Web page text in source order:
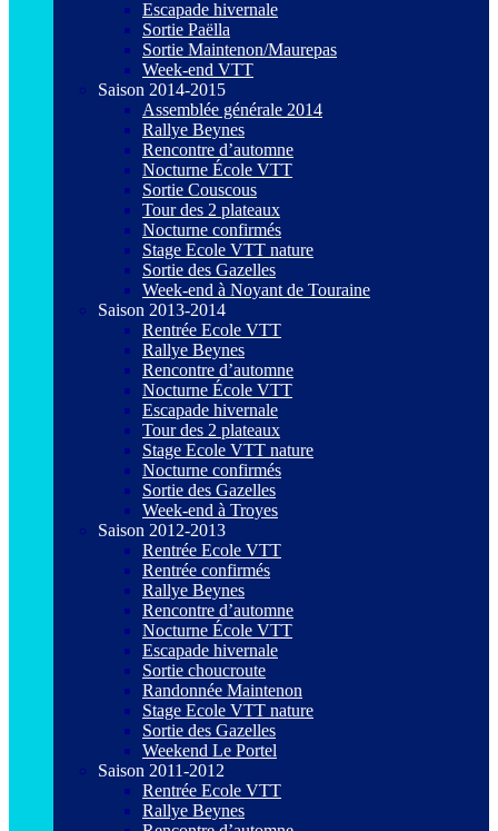
Escapade hivernale
Sortie Paëlla
Sortie Maintenon/Maurepas
Week-end VTT
Saison 2014-2015
Assemblée générale 2014
Rallye Beynes
Rencontre d’automne
Nocturne École VTT
Sortie Couscous
Tour des 2 plateaux
Nocturne confirmés
Stage Ecole VTT nature
Sortie des Gazelles
Week-end à Noyant de Touraine
Saison 2013-2014
Rentrée Ecole VTT
Rallye Beynes
Rencontre d’automne
Nocturne École VTT
Escapade hivernale
Tour des 2 plateaux
Stage Ecole VTT nature
Nocturne confirmés
Sortie des Gazelles
Week-end à Troyes
Saison 2012-2013
Rentrée Ecole VTT
Rentrée confirmés
Rallye Beynes
Rencontre d’automne
Nocturne École VTT
Escapade hivernale
Sortie choucroute
Randonnée Maintenon
Stage Ecole VTT nature
Sortie des Gazelles
Weekend Le Portel
Saison 2011-2012
Rentrée Ecole VTT
Rallye Beynes